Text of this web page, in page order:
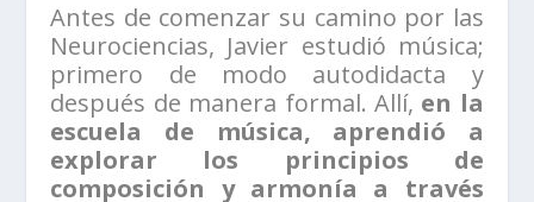
Antes de comenzar su camino por las
Neurociencias, Javier estudió música;
primero de modo autodidacta y
después de manera formal. Allí, en la
escuela de música, aprendió a
explorar los principios de
composición y armonía a través